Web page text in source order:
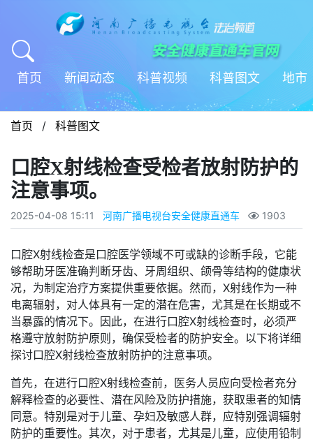
首页 新闻动态 科普视频 科普图文 地市
首页 / 科普图文
口腔X射线检查受检者放射防护的
注意事项。
2025-04-08 15:11 河南广播电视台安全健康直通车 1903
口腔X射线检查是口腔医学领域不可或缺的诊断手段，它能
够帮助牙医准确判断牙齿、牙周组织、颌骨等结构的健康状
况，为制定治疗方案提供重要依据。然而，X射线作为一种
电离辐射，对人体具有一定的潜在危害，尤其是在长期或不
当暴露的情况下。因此，在进行口腔X射线检查时，必须严
格遵守放射防护原则，确保受检者的防护安全。以下将详细
探讨口腔X射线检查放射防护的注意事项。
首先，在进行口腔X射线检查前，医务人员应向受检者充分
解释检查的必要性、潜在风险及防护措施，获取患者的知情
同意。特别是对于儿童、孕妇及敏感人群，应特别强调辐射
防护的重要性。其次，对于患者，尤其是儿童，应使用铅制